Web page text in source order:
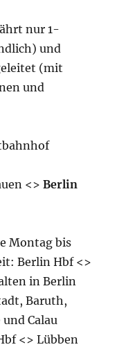
nur 1-
und
(mit
und
<>Berlin
Montag bis
Berlin Hbf <>
in Berlin
Baruth,
Calau
<> Lübben